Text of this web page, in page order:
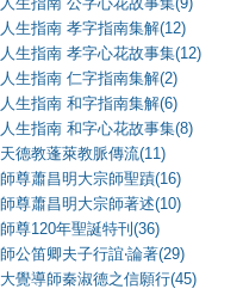
人生指南 孝字指南集解(12)
人生指南 孝字心花故事集(12)
人生指南 仁字指南集解(2)
人生指南 和字指南集解(6)
人生指南 和字心花故事集(8)
天德教蓬萊教脈傳流(11)
師尊蕭昌明大宗師聖蹟(16)
師尊蕭昌明大宗師著述(10)
師尊120年聖誕特刊(36)
師公笛卿夫子行誼‧論著(29)
大覺導師秦淑德之信願行(45)